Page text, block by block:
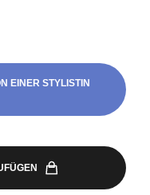
EINER STYLISTIN